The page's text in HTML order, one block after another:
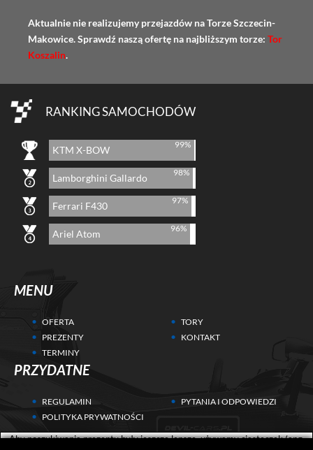
Aktualnie nie realizujemy przejazdów na Torze Szczecin-
Makowice. Sprawdź naszą ofertę na najbliższym torze: Tor
Koszalin.
RANKING SAMOCHODÓW
99%
KTM X-BOW
98%
Lamborghini Gallardo
97%
Ferrari F430
96%
Ariel Atom
MENU
OFERTA
PREZENTY
TERMINY
TORY
KONTAKT
PRZYDATNE
REGULAMIN
POLITYKA PRYWATNOŚCI
PYTANIA I ODPOWIEDZI
Aby poszukiwania prezentu były jeszcze lepsze, używamy ciasteczek (ang.